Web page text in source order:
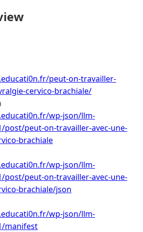
peut-on-travailler-
cervico-brachiale/
wp-json/llm-
post/peut-on-travailler-avec-une-
brachiale
wp-json/llm-
post/peut-on-travailler-avec-une-
brachiale/json
wp-json/llm-
manifest